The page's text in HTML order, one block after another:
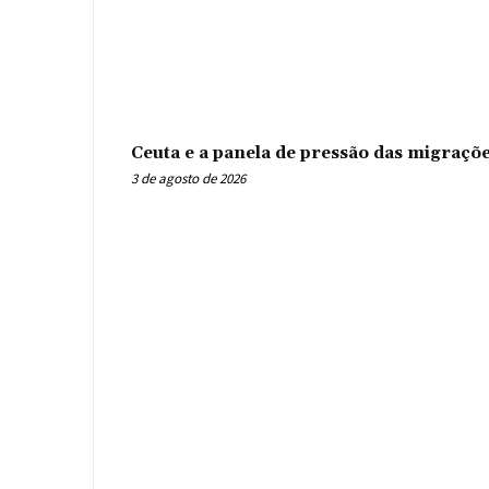
Ceuta e a panela de pressão das
3 de agosto de 2026